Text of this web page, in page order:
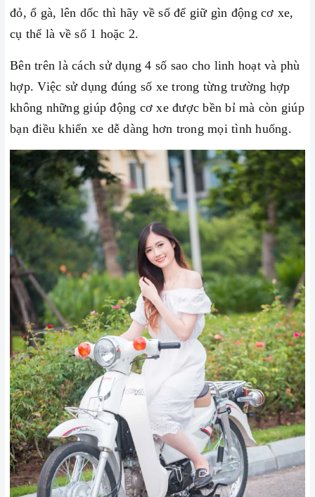
đỏ, ổ gà, lên dốc thì hãy về số để giữ gìn động cơ xe,
cụ thể là về số 1 hoặc 2.
Bên trên là cách sử dụng 4 số sao cho linh hoạt và phù
hợp. Việc sử dụng đúng số xe trong từng trường hợp
không những giúp động cơ xe được bền bỉ mà còn giúp
bạn điều khiển xe dễ dàng hơn trong mọi tình huống.